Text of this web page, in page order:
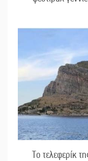
Το τελεφερίκ